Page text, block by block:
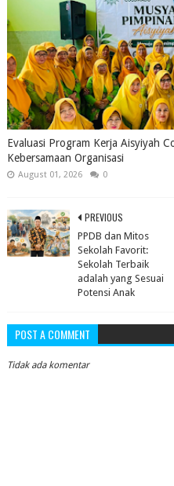
Evaluasi Program Kerja Aisyiyah
Kebersamaan Organisasi
August 01, 2026 0
PREVIOUS
PPDB dan Mitos
Sekolah Favorit:
Sekolah Terbaik
adalah yang Sesuai
Potensi Anak
POST A COMMENT
Tidak ada komentar